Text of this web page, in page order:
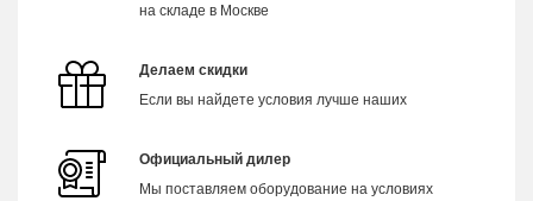
на складе в Москве
Делаем скидки
Если вы найдете условия лучше наших
Официальный дилер
Мы поставляем оборудование на условиях